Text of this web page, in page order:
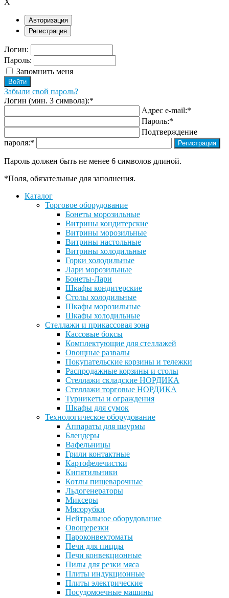
X
Авторизация
Регистрация
Логин:
Пароль:
Запомнить меня
Забыли свой пароль?
Логин (мин. 3 символа):*
Адрес e-mail:*
Пароль:*
Подтверждение
пароля:*
Пароль должен быть не менее 6 символов длиной.
*Поля, обязательные для заполнения.
Каталог
Торговое оборудование
Бонеты морозильные
Витрины кондитерские
Витрины морозильные
Витрины настольные
Витрины холодильные
Горки холодильные
Лари морозильные
Бонеты-Лари
Шкафы кондитерские
Столы холодильные
Шкафы морозильные
Шкафы холодильные
Стеллажи и прикассовая зона
Кассовые боксы
Комплектующие для стеллажей
Овощные развалы
Покупательские корзины и тележки
Распродажные корзины и столы
Стеллажи складские НОРДИКА
Стеллажи торговые НОРДИКА
Турникеты и ограждения
Шкафы для сумок
Технологическое оборудование
Аппараты для шаурмы
Блендеры
Вафельницы
Грили контактные
Картофелечистки
Кипятильники
Котлы пищеварочные
Льдогенераторы
Миксеры
Мясорубки
Нейтральное оборудование
Овощерезки
Пароконвектоматы
Печи для пиццы
Печи конвекционные
Пилы для резки мяса
Плиты индукционные
Плиты электрические
Посудомоечные машины